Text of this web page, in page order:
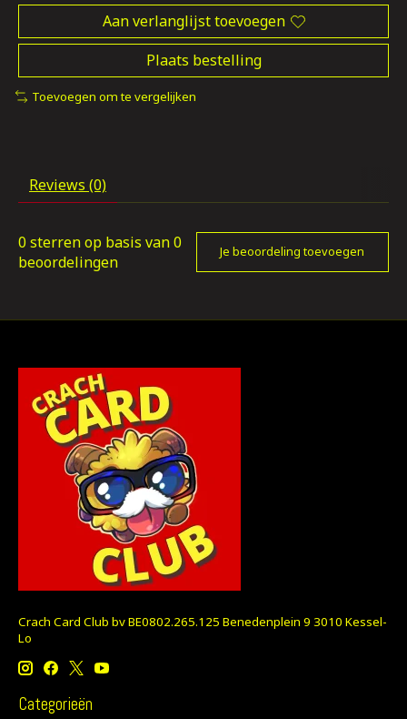
Aan verlanglijst toevoegen
Plaats bestelling
Toevoegen om te vergelijken
Reviews (0)
0 sterren op basis van0
beoordelingen
Je beoordeling toevoegen
Crach Card Club bv BE0802.265.125 Benedenplein 9 3010 Kessel-
Lo
Categorieën